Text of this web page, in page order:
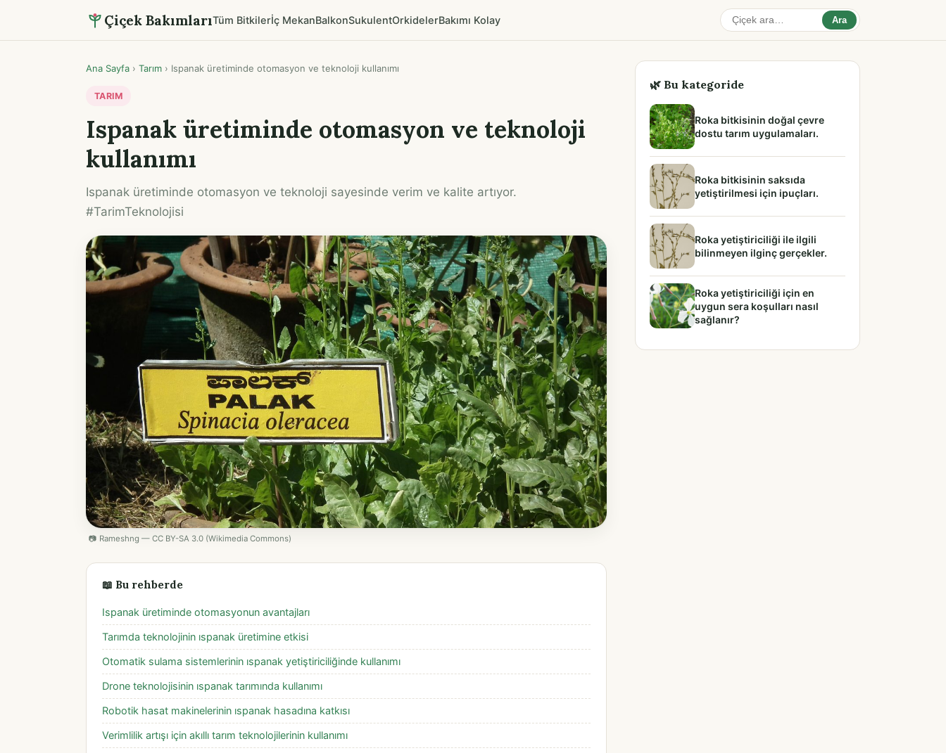
Çiçek BakımlarıTüm Bitkilerİç MekanBalkonSukulentOrkidelerBakımı Kolay Ara
Ana Sayfa › Tarım › Ispanak üretiminde otomasyon ve teknoloji kullanımı
TARIM
Ispanak üretiminde otomasyon ve teknoloji
kullanımı
Ispanak üretiminde otomasyon ve teknoloji sayesinde verim ve kalite artıyor.
#TarimTeknolojisi
📷 Rameshng — CC BY-SA 3.0 (Wikimedia Commons)
📖 Bu rehberde
Ispanak üretiminde otomasyonun avantajları
Tarımda teknolojinin ıspanak üretimine etkisi
Otomatik sulama sistemlerinin ıspanak yetiştiriciliğinde kullanımı
Drone teknolojisinin ıspanak tarımında kullanımı
Robotik hasat makinelerinin ıspanak hasadına katkısı
Verimlilik artışı için akıllı tarım teknolojilerinin kullanımı
🌿 Bu kategoride
Roka bitkisinin doğal çevre
dostu tarım uygulamaları.
Roka bitkisinin saksıda
yetiştirilmesi için ipuçları.
Roka yetiştiriciliği ile ilgili
bilinmeyen ilginç gerçekler.
Roka yetiştiriciliği için en
uygun sera koşulları nasıl
sağlanır?